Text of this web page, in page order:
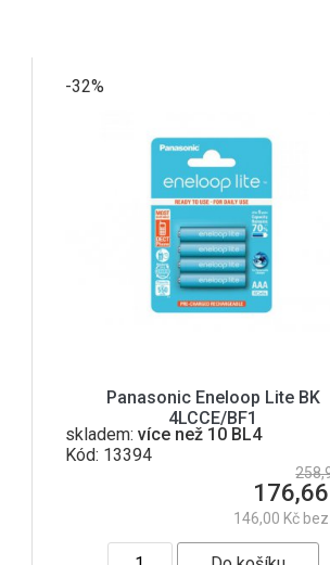
-32%
Panasonic Eneloop Lite BK
4LCCE/BF1
skladem: více než 10 BL4
Kód: 13394
146,00 Kč bez